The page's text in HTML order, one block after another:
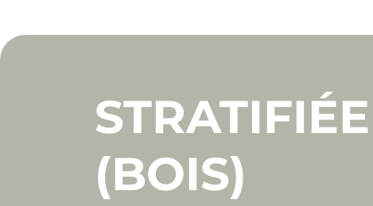
STRATIFIÉE
(BOIS)